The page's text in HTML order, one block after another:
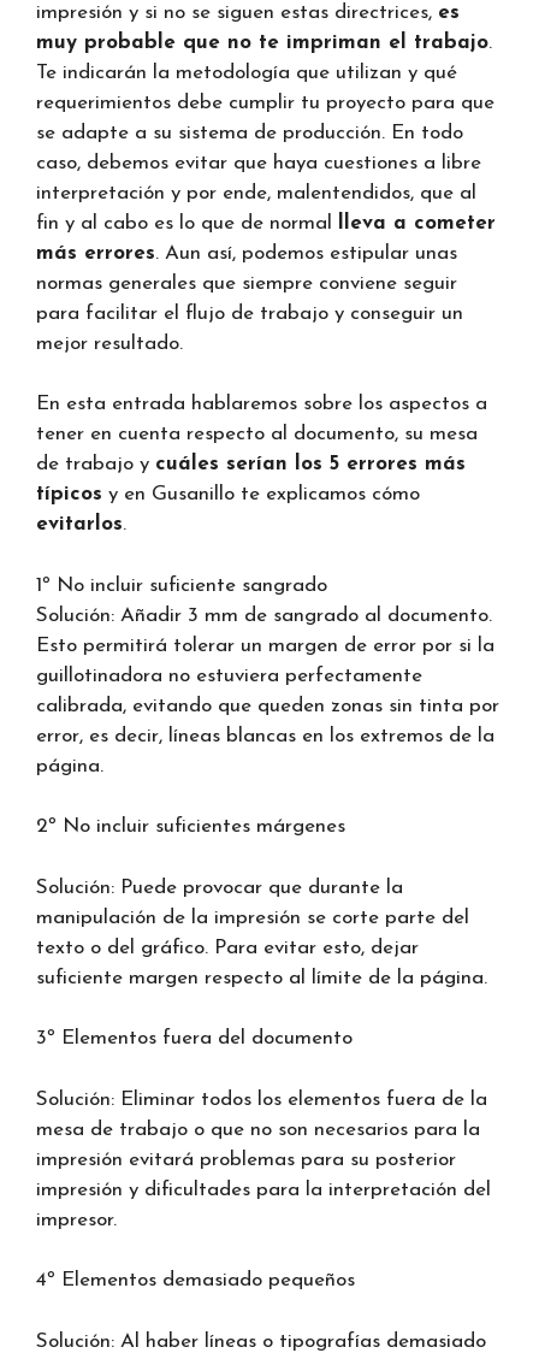
impresión y si no se siguen estas directrices, es
muy probable que no te impriman el trabajo.
Te indicarán la metodología que utilizan y qué
requerimientos debe cumplir tu proyecto para que
se adapte a su sistema de producción. En todo
caso, debemos evitar que haya cuestiones a libre
interpretación y por ende, malentendidos, que al
fin y al cabo es lo que de normal
lleva a cometer
más errores. Aun así, podemos estipular unas
normas generales que siempre conviene seguir
para facilitar el flujo de trabajo y conseguir un
mejor resultado.
En esta entrada hablaremos sobre los aspectos a
tener en cuenta respecto al documento, su mesa
de trabajo y cuáles serían los 5 errores más
típicos y en Gusanillo te explicamos cómo
evitarlos.
1º No incluir suficiente sangrado
Solución: Añadir 3 mm de sangrado al documento.
Esto permitirá tolerar un margen de error por si la
guillotinadora no estuviera perfectamente
calibrada, evitando que queden zonas sin tinta por
error, es decir, líneas blancas en los extremos de la
página.
2º No incluir suficientes márgenes
Solución: Puede provocar que durante la
manipulación de la impresión se corte parte del
texto o del gráfico. Para evitar esto, dejar
suficiente margen respecto al límite de la página.
3º Elementos fuera del documento
Solución: Eliminar todos los elementos fuera de la
mesa de trabajo o que no son necesarios para la
impresión evitará problemas para su posterior
impresión y dificultades para la interpretación del
impresor.
4º Elementos demasiado pequeños
Solución: Al haber líneas o tipografías demasiado